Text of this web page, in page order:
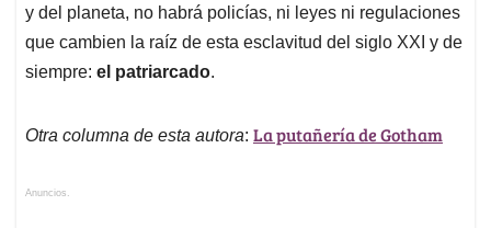
y del planeta, no habrá policías, ni leyes ni regulaciones
que cambien la raíz de esta esclavitud del siglo XXI y de
siempre: el patriarcado.
Otra columna de esta autora: La putañería de Gotham
Anuncios.